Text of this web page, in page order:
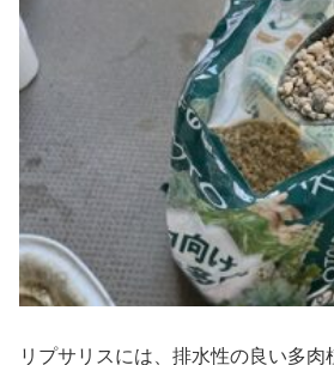
リプサリスには、排水性の良い多肉